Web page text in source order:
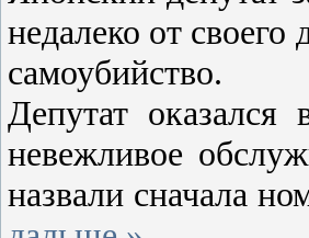
недалеко от
самоубийство.
Депутат
невежливое
назвали сначала